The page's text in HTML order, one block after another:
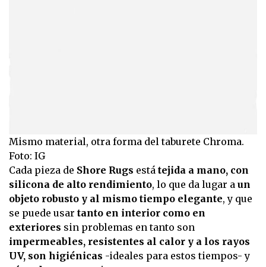
Mismo material, otra forma del taburete Chroma.
Foto: IG
Cada pieza de Shore Rugs está tejida a mano, con
silicona de alto rendimiento, lo que da lugar a un
objeto robusto y al mismo tiempo elegante, y que
se puede usar tanto en interior como en
exteriores sin problemas en tanto son
impermeables, resistentes al calor y a los rayos
UV, son higiénicas -ideales para estos tiempos- y